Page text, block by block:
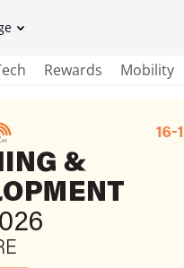
Rewards Mobility